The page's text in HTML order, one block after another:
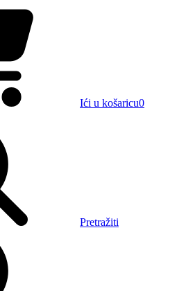
Ići u košaricu0
Pretražiti